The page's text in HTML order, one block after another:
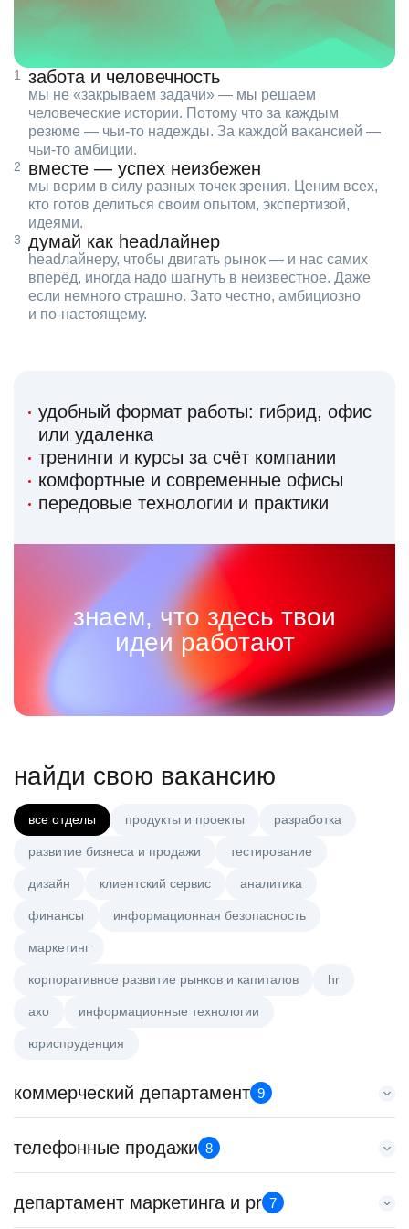
забота и человечность
мы не «закрываем задачи» — мы решаем
человеческие истории. Потому что за каждым
резюме — чьи‑то надежды. За каждой вакансией —
чьи‑то амбиции.
вместе — успех неизбежен
мы верим в силу разных точек зрения. Ценим всех,
кто готов делиться своим опытом, экспертизой,
идеями.
думай как headлайнер
headлайнеру, чтобы двигать рынок — и нас самих
вперёд, иногда надо шагнуть в неизвестное. Даже
если немного страшно. Зато честно, амбициозно
и по‑настоящему.
удобный формат работы: гибрид, офис
или удаленка
тренинги и курсы за счёт компании
комфортные и современные офисы
передовые технологии и практики
знаем, что здесь твои
идеи работают
найди свою вакансию
все отделы продукты и проекты разработка
развитие бизнеса и продажи тестирование
дизайн клиентский сервис аналитика
финансы информационная безопасность
маркетинг
корпоративное развитие рынков и капиталов hr
axo информационные технологии
юриспруденция
коммерческий департамент 9
Старший аналитик клиентской эффективности
HeadHunter::Коммерческий департамент
з/п не указана
телефонные продажи 8
HeadHunter::Телефонные продажи
департамент маркетинга и pr 7